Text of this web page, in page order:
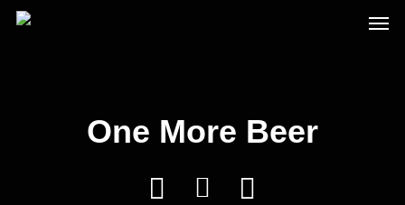
Skip
One More Beer